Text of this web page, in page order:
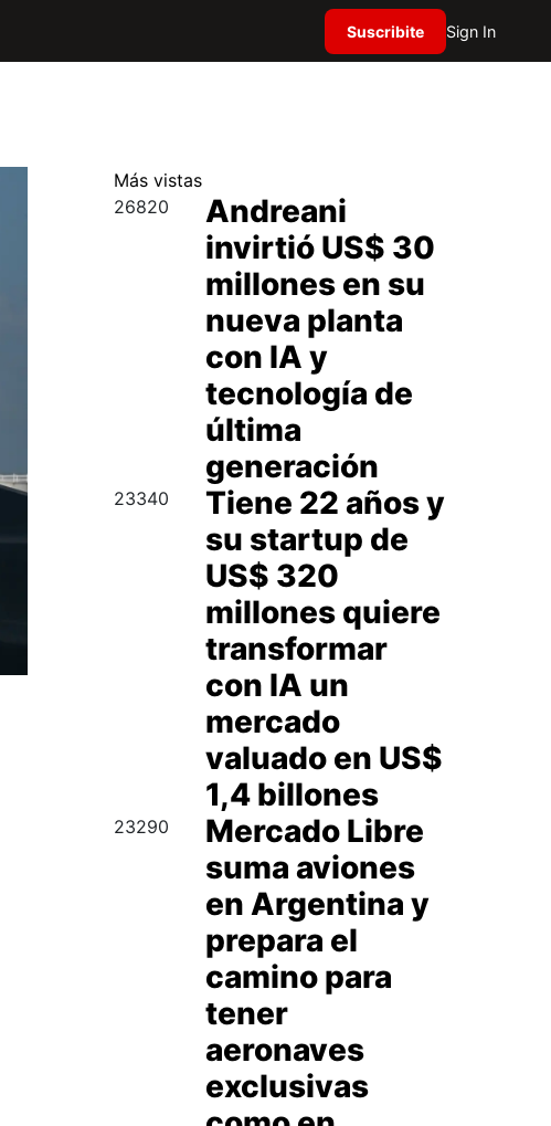
Suscribite Sign In
Más vistas
26820
Andreani
invirtió US$ 30
millones en su
nueva planta
con IA y
tecnología de
última
generación
23340
Tiene 22 años y
su startup de
US$ 320
millones quiere
transformar
con IA un
mercado
valuado en US$
1,4 billones
23290
Mercado Libre
suma aviones
en Argentina y
prepara el
camino para
tener
aeronaves
exclusivas